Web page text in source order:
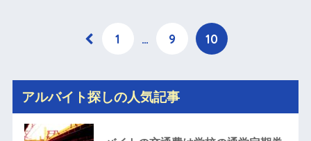
1 … 9 10
アルバイト探しの人気記事